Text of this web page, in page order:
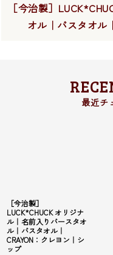
［今治製］
オル｜バスタオル
［今治製］
LUCK*CHUCK オリジナ
ル｜名前入りバースタオ
ル｜バスタオル｜
CRAYON：クレヨン｜シ
ップ